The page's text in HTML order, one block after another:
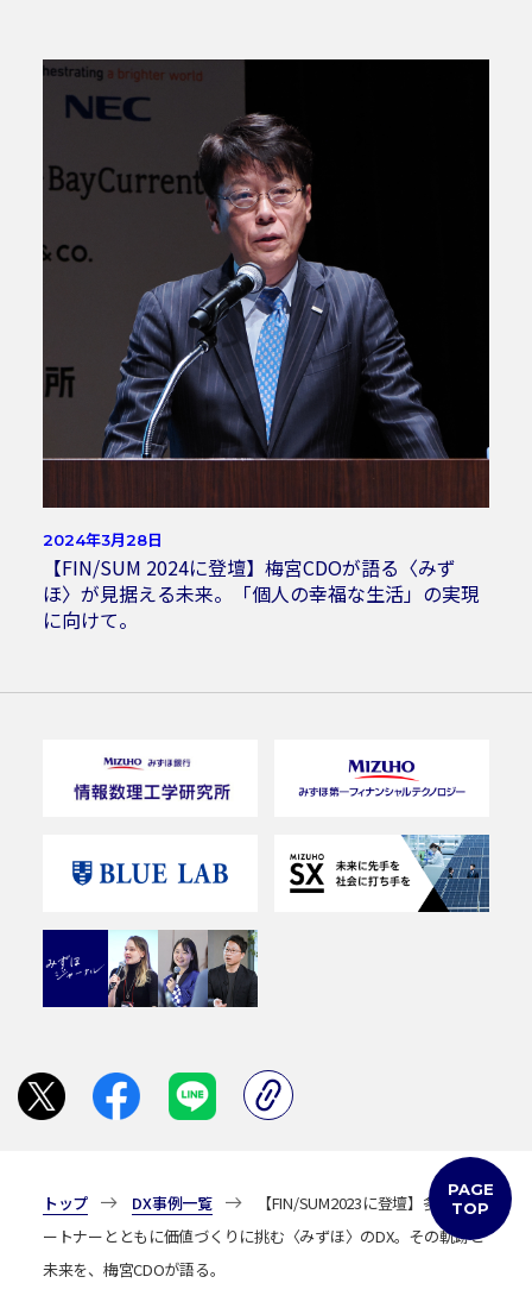
トップ DX事例一覧
【FIN/SUM2023に登壇】多彩なパ
ートナーとともに価値づくりに挑む〈みずほ〉のDX。その軌跡と
未来を、梅宮CDOが語る。
2024年3月28日
【FIN/SUM 2024に登壇】梅宮CDOが語る〈みず
ほ〉が見据える未来。「個人の幸福な生活」の実現
に向けて。
PAGE
TOP